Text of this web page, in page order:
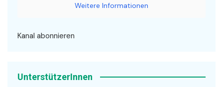
Weitere Informationen
Kanal abonnieren
UnterstützerInnen